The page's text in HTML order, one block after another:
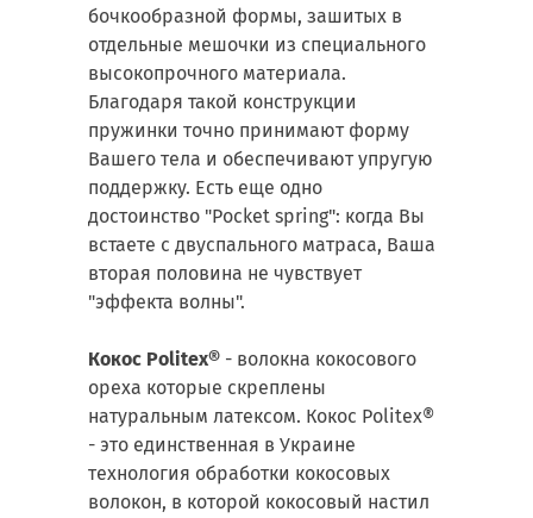
бочкообразной формы, зашитых в
отдельные мешочки из специального
высокопрочного материала.
Благодаря такой конструкции
пружинки точно принимают форму
Вашего тела и обеспечивают упругую
поддержку. Есть еще одно
достоинство "Pocket spring": когда Вы
встаете с двуспального матраса, Ваша
вторая половина не чувствует
"эффекта волны".
Кокос Politex® - волокна кокосового
ореха которые скреплены
натуральным латексом. Кокос Politex®
- это единственная в Украине
технология обработки кокосовых
волокон, в которой кокосовый настил